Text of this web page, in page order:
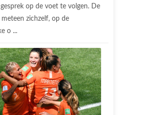
op de voet te volgen. De
meteen zichzelf, op de
o ...